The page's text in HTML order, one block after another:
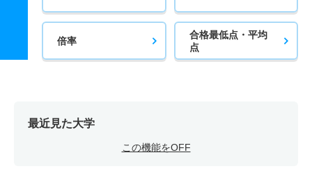
倍率
合格最低点・平均
点
最近見た大学
この機能をOFF